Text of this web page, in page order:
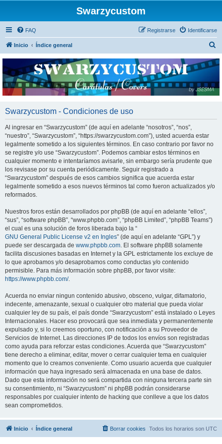
Swarzycustom
FAQ Identificarse
Registrarse
Inicio Índice general
c
Swarzycustom - Condiciones de uso
Al ingresar en “Swarzycustom” (de aquí en adelante “nosotros”, “nos”,
“nuestro”, “Swarzycustom”, “https://swarzycustom.com”), usted acuerda estar
legalmente sometido a los siguientes términos. En caso contrario por favor no
se registre y/o use “Swarzycustom”. Podemos cambiar estos términos en
cualquier momento e intentaríamos avisarle, sin embargo sería prudente que
los revisase por su cuenta periódicamente. Seguir registrado a
“Swarzycustom” después de esos cambios significa que acuerda estar
legalmente sometido a esos nuevos términos tal como fueron actualizados y/o
reformados.
Nuestros foros están desarrollados por phpBB (de aquí en adelante “ellos”,
“sus”, “software phpBB”, “www.phpbb.com”, “phpBB Limited”, “phpBB Teams”)
el cual es una solución de foros liberada bajo la “
GNU General Public License v2 en Ingles” (de aquí en adelante “GPL”) y
puede ser descargada de www.phpbb.com. El software phpBB solamente
facilita discusiones basadas en Internet y la GPL estrictamente los excluye de
lo que aprobamos y/o desaprobamos como conductas y/o contenido
permisible. Para más información sobre phpBB, por favor visite:
https://www.phpbb.com/.
Acuerda no enviar ningun contenido abusivo, obsceno, vulgar, difamatorio,
indecente, amenazante, sexual o cualquier otro material que pueda violar
cualquier ley de su país, el país donde “Swarzycustom” está instalado o Leyes
Internacionales. Hacer eso provocará que sea inmediata y permanentemente
expulsado y, si lo creemos oportuno, con notificación a su Proveedor de
Servicios de Internet. Las direcciones IP de todos los envíos son registradas
como ayuda para reforzar estas condiciones. Acuerda que “Swarzycustom”
tiene derecho a eliminar, editar, mover o cerrar cualquier tema en cualquier
momento que lo creamos conveniente. Como usuario acuerda que cualquier
información que haya ingresado será almacenada en una base de datos.
Dado que esta información no será compartida con ninguna tercera parte sin
su consentimiento, ni “Swarzycustom” ni phpBB podrán considerarse
responsables por cualquier intento de hacking que conlleve a que los datos
sean comprometidos.
Inicio Índice general Todos los horarios son UTC
Borrar cookies